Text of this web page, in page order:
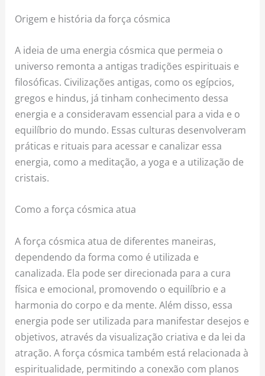
Origem e história da força cósmica
A ideia de uma energia cósmica que permeia o
universo remonta a antigas tradições espirituais e
filosóficas. Civilizações antigas, como os egípcios,
gregos e hindus, já tinham conhecimento dessa
energia e a consideravam essencial para a vida e o
equilíbrio do mundo. Essas culturas desenvolveram
práticas e rituais para acessar e canalizar essa
energia, como a meditação, a yoga e a utilização de
cristais.
Como a força cósmica atua
A força cósmica atua de diferentes maneiras,
dependendo da forma como é utilizada e
canalizada. Ela pode ser direcionada para a cura
física e emocional, promovendo o equilíbrio e a
harmonia do corpo e da mente. Além disso, essa
energia pode ser utilizada para manifestar desejos e
objetivos, através da visualização criativa e da lei da
atração. A força cósmica também está relacionada à
espiritualidade, permitindo a conexão com planos